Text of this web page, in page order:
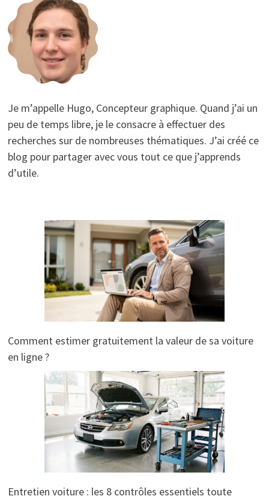
Je m’appelle Hugo, Concepteur graphique. Quand j’ai un
peu de temps libre, je le consacre à effectuer des
recherches sur de nombreuses thématiques. J’ai créé ce
blog pour partager avec vous tout ce que j’apprends
d’utile.
Comment estimer gratuitement la valeur de sa voiture
en ligne ?
Entretien voiture : les 8 contrôles essentiels toute